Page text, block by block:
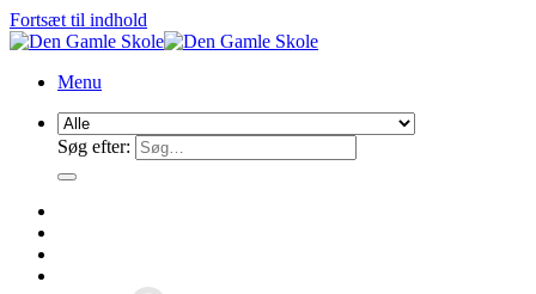
Fortsæt til indhold
Menu
Søg efter: